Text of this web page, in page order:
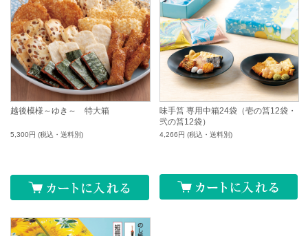
越後模様～ゆき～ 特大箱
5,300円 (税込・送料別)
味手筥 専用中箱24袋（壱の筥12袋・
弐の筥12袋）
4,266円 (税込・送料別)